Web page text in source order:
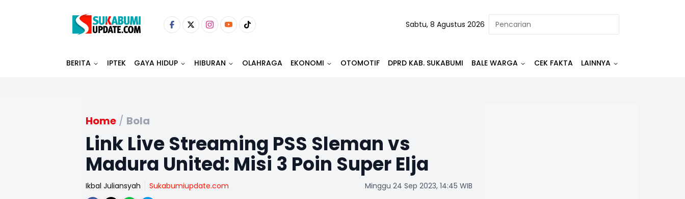
Sabtu, 8 Agustus 2026
BERITA IPTEK GAYA HIDUP HIBURAN OLAHRAGA EKONOMI OTOMOTIF DPRD KAB. SUKABUMI BALE WARGA CEK FAKTA LAINNYA
Home / Bola
Link Live Streaming PSS Sleman vs
Madura United: Misi 3 Poin Super Elja
Ikbal Juliansyah Sukabumiupdate.com Minggu 24 Sep 2023, 14:45 WIB